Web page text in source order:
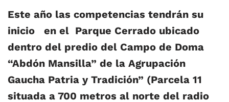
Este año las competencias tendrán su
inicio en el Parque Cerrado ubicado
dentro del predio del Campo de Doma
“Abdón Mansilla” de la Agrupación
Gaucha Patria y Tradición” (Parcela 11
situada a 700 metros al norte del radio